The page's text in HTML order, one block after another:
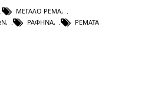
ΜΕΓΆΛΟ ΡΈΜΑ,
, ΡΑΦΉΝΑ, ΡΈΜΑΤΑ